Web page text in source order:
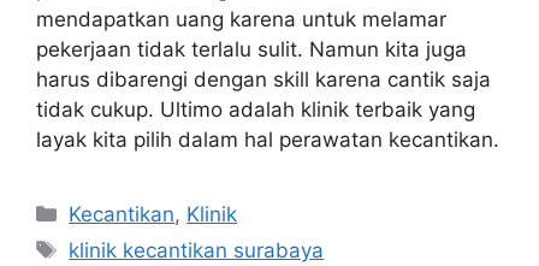
mendapatkan uang karena untuk melamar
pekerjaan tidak terlalu sulit. Namun kita juga
harus dibarengi dengan skill karena cantik saja
tidak cukup. Ultimo adalah klinik terbaik yang
layak kita pilih dalam hal perawatan kecantikan.
Categories
Kecantikan, Klinik
Tags
klinik kecantikan surabaya